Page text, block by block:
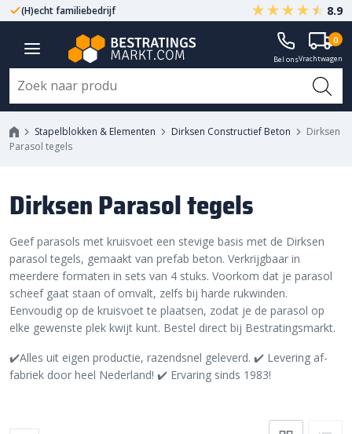
(H)echt familiebedrijf Gegarandeerd A-kwaliteit
8.9
Bel onsVrachtwagen
0
Stapelblokken & Elementen Dirksen Constructief Beton
Dirksen
Parasol tegels
Dirksen Parasol tegels
Geef parasols met kruisvoet een stevige basis met de Dirksen
parasol tegels, gemaakt van prefab beton. Verkrijgbaar in
meerdere formaten in sets van 4 stuks. Voorkom dat je parasol
scheef gaat staan of omvalt, zelfs bij harde rukwinden.
Eenvoudig op de kruisvoet te plaatsen, zodat je de parasol op
elke gewenste plek kwijt kunt. Bestel direct bij Bestratingsmarkt.
✔️Alles uit eigen productie, razendsnel geleverd. ✔️ Levering af-
fabriek door heel Nederland! ✔️ Ervaring sinds 1983!